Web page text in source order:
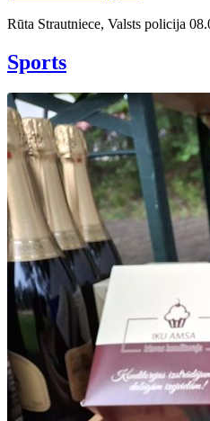
Rūta Strautniece, Valsts policija
Sports